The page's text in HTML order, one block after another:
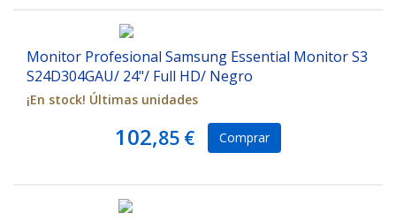
Monitor Profesional Samsung Essential Monitor S3
S24D304GAU/ 24"/ Full HD/ Negro
¡En stock! Últimas unidades
102,85 € Comprar